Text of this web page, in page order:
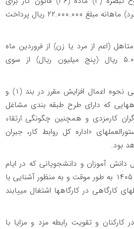
کارگران (اعم از متأهل یا مجرد) ماهانه مبلغ ۲۲.۰۰۰.۰۰۰ ریال پرداخت
(اعم از مرد یا زن) از فروردین ماه
سال ۱۴۰۵ مبلغ ۵.۰۰۰.۰۰۰ ریال (پنج میلیون ریال) از سوی
5- ضوابط مربوط به چگونگی نحوه اعمال افزایش مقرر در بند (۱) و
(۲) در کارگاههایی که دارای طرح طبقه بندی مشاغل
کارمزدی و همچنین چگونگی ارتقاء
«اداره کل روابط کار، جبران
بود.
دانش آموزان و دانشجویانی که در ایام
تعطیلات تابستانی در سال ۱۴۰۵ به طور موقت و به منظور آشنایی با
در کارگاهها اشتغال مییابند
کارکنان و تقویت رابطه مزد و مزایا با